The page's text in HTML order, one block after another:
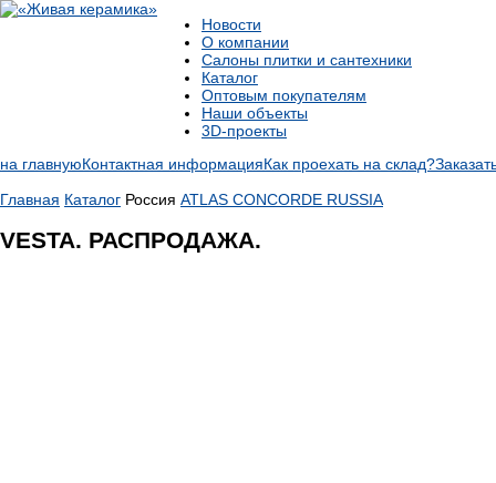
Новости
О компании
Салоны плитки и сантехники
Каталог
Оптовым покупателям
Наши объекты
3D-проекты
на главнуюКонтактная информацияКак проехать на склад?
Главная Каталог Россия ATLAS CONCORDE RUSSIA
VESTA. РАСПРОДАЖА.